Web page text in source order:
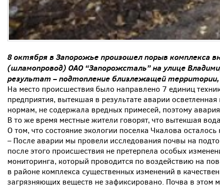
8 октября в Запорожье произошел порыв комплекса
(шламопровод) ОАО “Запорожсталь” на улице
результат – подтопление близлежащей
На место происшествия было направлено 7 единиц
предприятия, вытекшая в результате аварии
нормам, не содержала вредных примесей, поэтому
В то же время местные жители говорят, что вытекшая
О том, что состояние экологии поселка Чкалова
– После аварии мы провели исследования почвы на
после этого происшествия не претерпела особых
мониторинга, который проводится по воздействию на
в районе комплекса существенных изменений в
загрязняющих веществ не зафиксировано. Почва в этом